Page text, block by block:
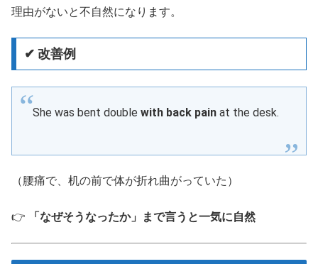
理由がないと不自然になります。
✔ 改善例
She was bent double with back painat the desk.
（腰痛で、机の前で体が折れ曲がっていた）
👉 「なぜそうなったか」まで言うと一気に自然